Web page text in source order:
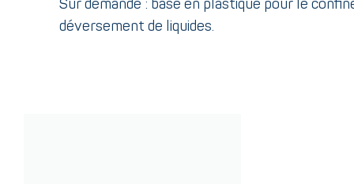
Sur demande : base en plastique pour le
déversement de liquides.